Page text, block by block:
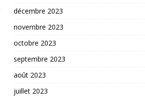
décembre 2023
novembre 2023
octobre 2023
septembre 2023
août 2023
juillet 2023